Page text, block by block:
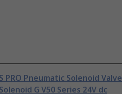
PRO Pneumatic Solenoid Valve
G V50 Series 24V dc